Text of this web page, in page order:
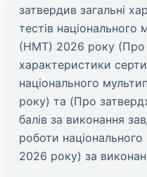
затвердив загальні
тестів
(НМТ) 2026 року (Про
характеристики
національного
року) та (Про
балів за виконання
роботи
2026 року) за